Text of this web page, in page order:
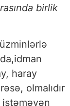
birlik
haray
olmalıdır
istəməyən